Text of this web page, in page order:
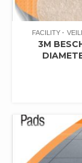
FACILITY
3M